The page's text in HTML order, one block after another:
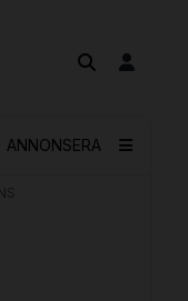
ANNONSERA